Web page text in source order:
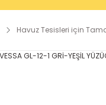
Havuz Tesisleri için